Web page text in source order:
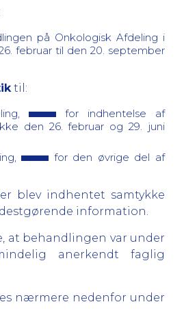
på Onkologisk Afdeling i
februar til den 20. september
til:
for indhentelse af
den 26. februar og 29. juni
for den øvrige del af
blev indhentet samtykke
information.
at behandlingen var under
anerkendt faglig
nærmere nedenfor under